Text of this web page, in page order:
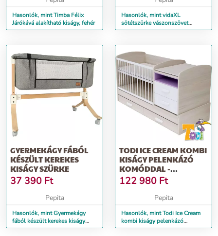
Hasonlók, mint Timba Félix
Járókává alakítható kiságy, fehér
Hasonlók, mint vidaXL
sötétszürke vászonszövet
babaágy matraccal
GYERMEKÁGY FÁBÓL
KÉSZÜLT KEREKES
KISÁGY SZÜRKE
37 390 Ft
Pepita
Hasonlók, mint Gyermekágy
fából készült kerekes kiságy
szürke
TODI ICE CREAM KOMBI
KISÁGY PELENKÁZÓ
KOMÓDDAL -
WOODLINE
CREAM/ORGONA
122 980 Ft
Pepita
Hasonlók, mint Todi Ice Cream
kombi kiságy pelenkázó
komóddal - woodline